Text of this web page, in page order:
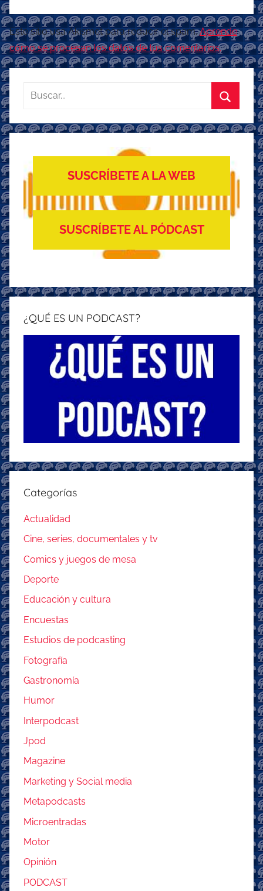
Este sitio usa Akismet para reducir el spam.Aprende
cómo se procesan los datos de tus comentarios.
Buscar:
Buscar
SUSCRÍBETE A LA WEB
SUSCRÍBETE AL PÓDCAST
¿QUÉ ES UN PODCAST?
Categorías
Actualidad
Cine, series, documentales y tv
Comics y juegos de mesa
Deporte
Educación y cultura
Encuestas
Estudios de podcasting
Fotografía
Gastronomía
Humor
Interpodcast
Jpod
Magazine
Marketing y Social media
Metapodcasts
Microentradas
Motor
Opinión
PODCAST